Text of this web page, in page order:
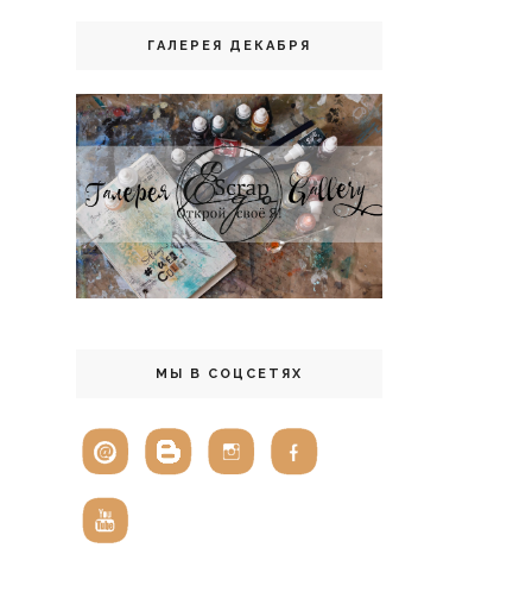
ГАЛЕРЕЯ ДЕКАБРЯ
МЫ В СОЦСЕТЯХ